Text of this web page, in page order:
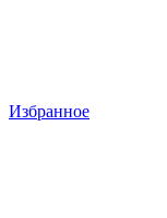
Избранное